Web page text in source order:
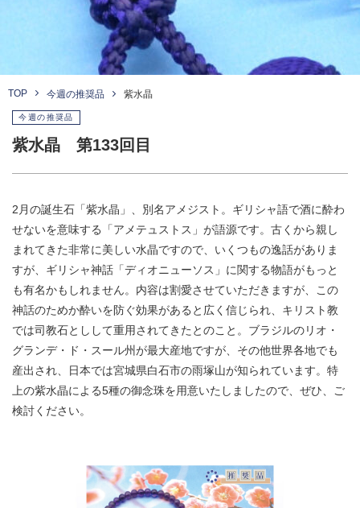
TOP 今週の推奨品 紫水晶
今週の推奨品
紫水晶 第133回目
2月の誕生石「紫水晶」、別名アメジスト。ギリシャ語で酒に酔わ
せないを意味する「アメテュストス」が語源です。古くから親し
まれてきた非常に美しい水晶ですので、いくつもの逸話がありま
すが、ギリシャ神話「ディオニューソス」に関する物語がもっと
も有名かもしれません。内容は割愛させていただきますが、この
神話のためか酔いを防ぐ効果があると広く信じられ、キリスト教
では司教石としして重用されてきたとのこと。ブラジルのリオ・
グランデ・ド・スール州が最大産地ですが、その他世界各地でも
産出され、日本では宮城県白石市の雨塚山が知られています。特
上の紫水晶による5種の御念珠を用意いたしましたので、ぜひ、ご
検討ください。